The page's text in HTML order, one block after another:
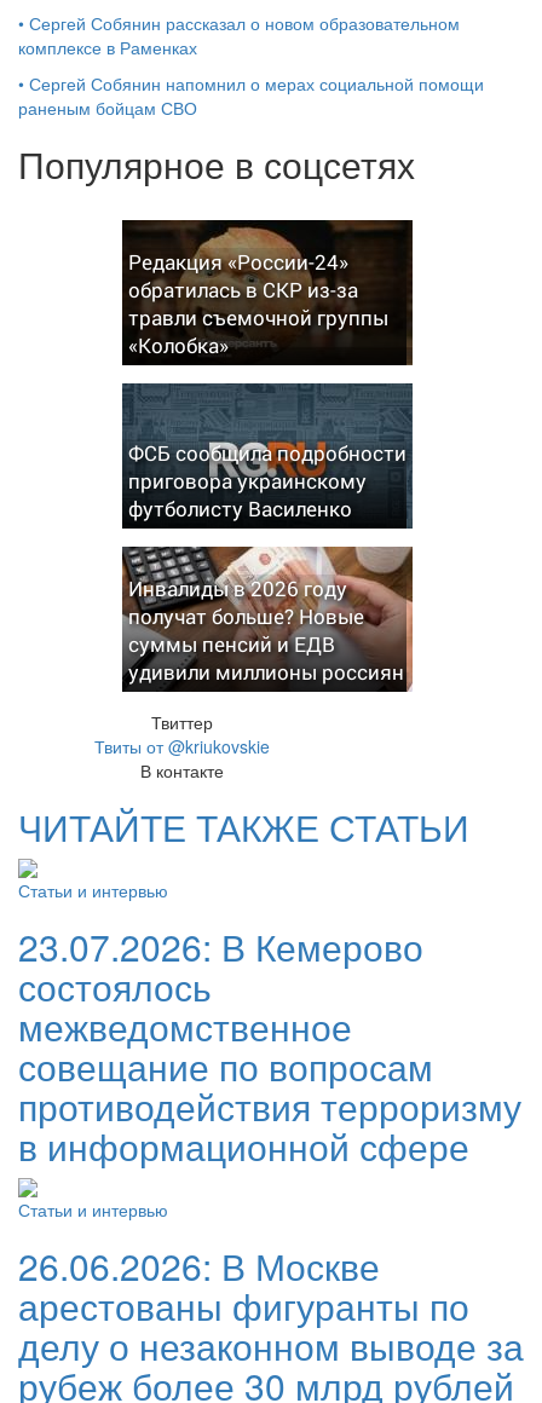
• Сергей Собянин рассказал о новом образовательном
комплексе в Раменках
• Сергей Собянин напомнил о мерах социальной помощи
раненым бойцам СВО
Популярное в соцсетях
Редакция «России-24»
обратилась в СКР из-за
травли съемочной группы
«Колобка»
ФСБ сообщила подробности
приговора украинскому
футболисту Василенко
Инвалиды в 2026 году
получат больше? Новые
суммы пенсий и ЕДВ
удивили миллионы россиян
Твиттер
Твиты от @kriukovskie
В контакте
ЧИТАЙТЕ ТАКЖЕ СТАТЬИ
Статьи и интервью
23.07.2026: В Кемерово
состоялось
межведомственное
совещание по вопросам
противодействия терроризму
в информационной сфере
Статьи и интервью
26.06.2026: В Москве
арестованы фигуранты по
делу о незаконном выводе за
рубеж более 30 млрд рублей